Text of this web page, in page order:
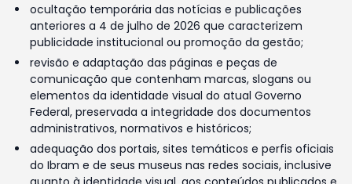
ocultação temporária das notícias e publicações
anteriores a 4 de julho de 2026 que caracterizem
publicidade institucional ou promoção da gestão;
revisão e adaptação das páginas e peças de
comunicação que contenham marcas, slogans ou
elementos da identidade visual do atual Governo
Federal, preservada a integridade dos documentos
administrativos, normativos e históricos;
adequação dos portais, sites temáticos e perfis oficiais
do Ibram e de seus museus nas redes sociais, inclusive